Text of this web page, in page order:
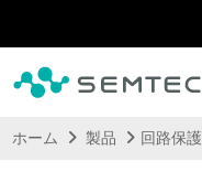
メインコンテンツにスキップ
ホーム 製品 回路保護